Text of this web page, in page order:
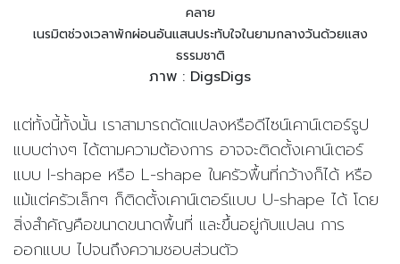
คลาย
เนรมิตช่วงเวลาพักผ่อนอันแสนประทับใจในยามกลางวันด้วยแสง
ธรรมชาติ
ภาพ : DigsDigs
แต่ทั้งนี้ทั้งนั้น เราสามารถดัดแปลงหรือดีไซน์เคาน์เตอร์รูป
แบบต่างๆ ได้ตามความต้องการ อาจจะติดตั้งเคาน์เตอร์
แบบ I-shape หรือ L-shape ในครัวพื้นที่กว้างก็ได้ หรือ
แม้แต่ครัวเล็กๆ ก็ติดตั้งเคาน์เตอร์แบบ U-shape ได้ โดย
สิ่งสำคัญคือขนาดขนาดพื้นที่ และขึ้นอยู่กับแปลน การ
ออกแบบ ไปจนถึงความชอบส่วนตัว